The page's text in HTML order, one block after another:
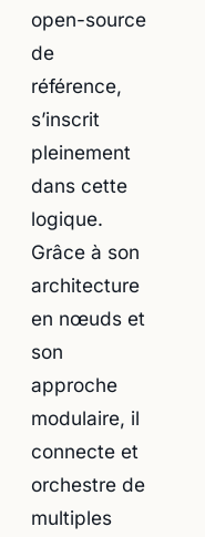
open-source
de
référence,
s’inscrit
pleinement
dans cette
logique.
Grâce à son
architecture
en nœuds et
son
approche
modulaire, il
connecte et
orchestre de
multiples